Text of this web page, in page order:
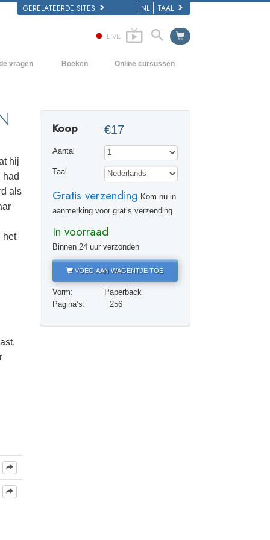
GERELATEERDE SITES NL TAAL
LIVE
vragen
van Scientology
Boeken
Luisterboeken
Introductielezingen
Films
Online cursussen
De Drijfveren van het Bestaan
De Componenten van Begrip
Oplossingen voor een Gevaarlijke
Integriteit en Eerlijkheid
Het Huwelijk
Oplossingen voor het Drugsprobleem
Kinderen
hij
had
als
het
Koop €17
Aantal
Taal
Gratis verzending Kom nu in
aanmerking voor gratis verzending.
In voorraad
Binnen 24 uur verzonden
VOEG AAN WAGENTJE TOE
Vorm:
Paperback
Pagina’s:
256